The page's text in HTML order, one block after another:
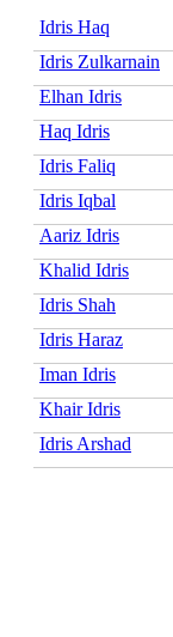
Idris Haq
Idris Zulkarnain
Elhan Idris
Haq Idris
Idris Faliq
Idris Iqbal
Aariz Idris
Khalid Idris
Idris Shah
Idris Haraz
Iman Idris
Khair Idris
Idris Arshad